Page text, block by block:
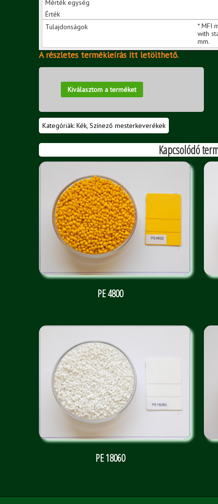
* MFI
with
mm.
A részletes termékleírás itt letölthető.
Kiválasztom a terméket
Kategóriák: Kék Színező mesterkeverékek
Kapcsolódó
PE 4800
PE 18060